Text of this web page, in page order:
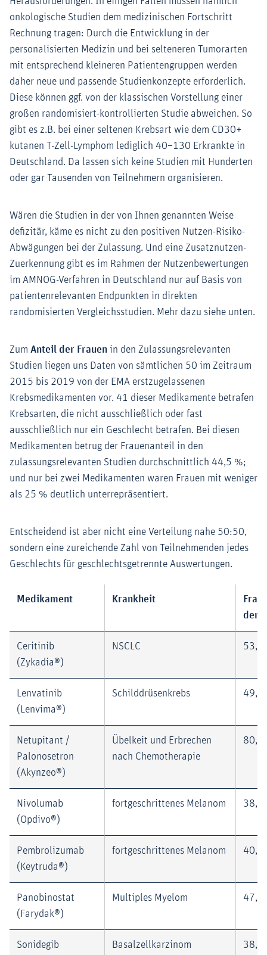
onkologische Studien dem medizinischen Fortschritt
Rechnung tragen: Durch die Entwicklung in der
personalisierten Medizin und bei selteneren Tumorarten
mit entsprechend kleineren Patientengruppen werden
daher neue und passende Studienkonzepte erforderlich.
Diese können ggf. von der klassischen Vorstellung einer
großen randomisiert-kontrollierten Studie abweichen. So
gibt es z.B. bei einer seltenen Krebsart wie dem CD30+
kutanen T-Zell-Lymphom lediglich 40–130 Erkrankte in
Deutschland. Da lassen sich keine Studien mit Hunderten
oder gar Tausenden von Teilnehmern organisieren.
Wären die Studien in der von Ihnen genannten Weise
defizitär, käme es nicht zu den positiven Nutzen-Risiko-
Abwägungen bei der Zulassung. Und eine Zusatznutzen-
Zuerkennung gibt es im Rahmen der Nutzenbewertungen
im AMNOG-Verfahren in Deutschland nur auf Basis von
patientenrelevanten Endpunkten in direkten
randomisierten Vergleichsstudien. Mehr dazu siehe unten.
Zum Anteil der Frauen in den Zulassungsrelevanten
Studien liegen uns Daten von sämtlichen 50 im Zeitraum
2015 bis 2019 von der EMA erstzugelassenen
Krebsmedikamenten vor. 41 dieser Medikamente betrafen
Krebsarten, die nicht ausschließlich oder fast
ausschließlich nur ein Geschlecht betrafen. Bei diesen
Medikamenten betrug der Frauenanteil in den
zulassungsrelevanten Studien durchschnittlich 44,5 %;
und nur bei zwei Medikamenten waren Frauen mit weniger
als 25 % deutlich unterrepräsentiert.
Entscheidend ist aber nicht eine Verteilung nahe 50:50,
sondern eine zureichende Zahl von Teilnehmenden jedes
Geschlechts für geschlechtsgetrennte Auswertungen.
Medikament Krankheit
den
Ceritinib
(Zykadia®)
NSCLC 53,7
Lenvatinib
(Lenvima®)
Schilddrüsenkrebs 49,0
Netupitant /
Palonosetron
(Akynzeo®)
Übelkeit und Erbrechen
nach Chemotherapie
80,0
Nivolumab
(Opdivo®)
fortgeschrittenes Melanom 38,4
Pembrolizumab
(Keytruda®)
fortgeschrittenes Melanom 40,0
Panobinostat
(Farydak®)
Multiples Myelom 47,0
Sonidegib
Basalzellkarzinom 38,0